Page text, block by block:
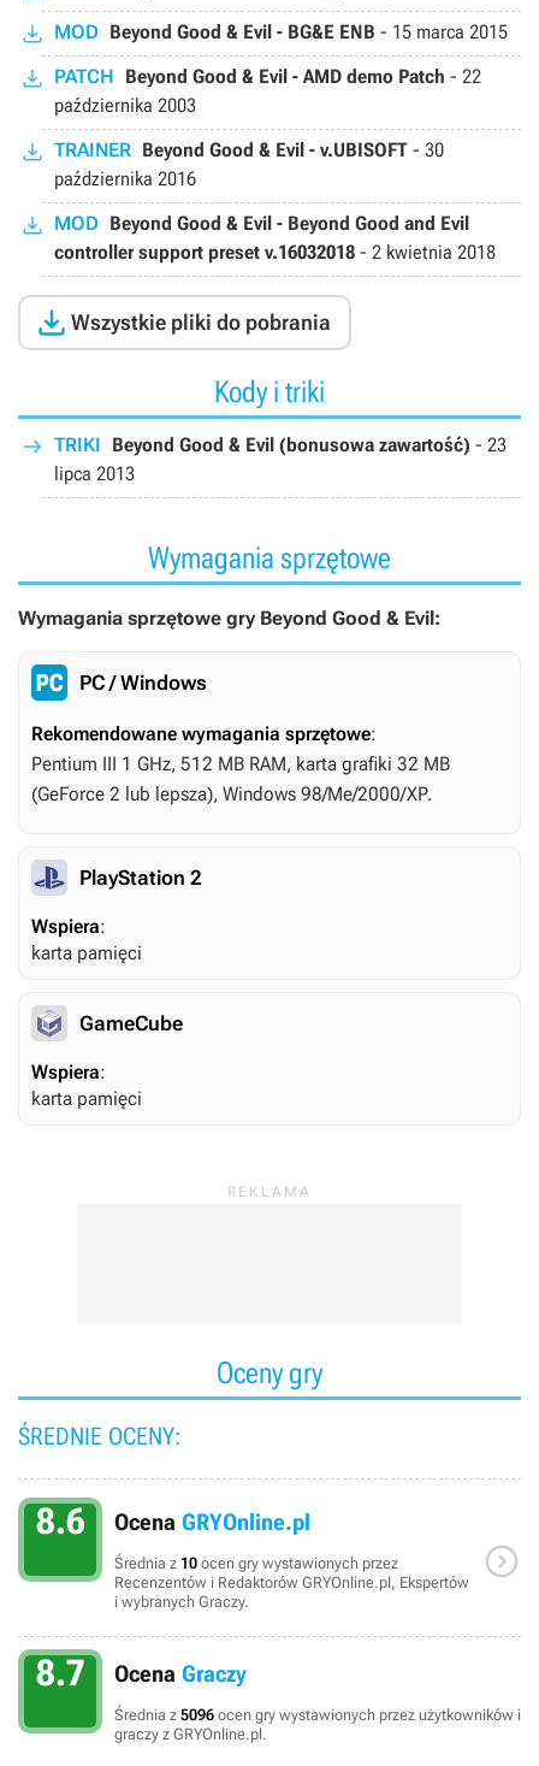
MOD Beyond Good & Evil - BG&E ENB - 15 marca 2015
PATCH Beyond Good & Evil - AMD demo Patch - 22
października 2003
TRAINER Beyond Good & Evil - v.UBISOFT - 30
października 2016
MOD Beyond Good & Evil - Beyond Good and Evil
controller support preset v.16032018 - 2 kwietnia 2018
 Wszystkie pliki do pobrania
Kody i triki
TRIKI Beyond Good & Evil (bonusowa zawartość) - 23
lipca 2013
Wymagania sprzętowe
Wymagania sprzętowe gry Beyond Good & Evil:
PC / Windows
Rekomendowane wymagania sprzętowe:
Pentium III 1 GHz, 512 MB RAM, karta grafiki 32 MB
(GeForce 2 lub lepsza), Windows 98/Me/2000/XP.
PlayStation 2
Wspiera:
karta pamięci
GameCube
Wspiera:
karta pamięci
Oceny gry
ŚREDNIE OCENY:
8.6 Ocena GRYOnline.pl
Średnia z 10 ocen gry wystawionych przez
Recenzentów i Redaktorów GRYOnline.pl, Ekspertów
i wybranych Graczy.

8.7 Ocena Graczy
Średnia z 5096 ocen gry wystawionych przez użytkowników i
graczy z GRYOnline.pl.